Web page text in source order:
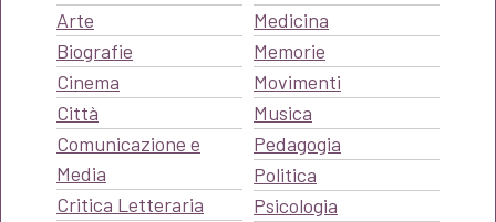
Arte
Biografie
Cinema
Città
Comunicazione e
Media
Critica Letteraria
Medicina
Memorie
Movimenti
Musica
Pedagogia
Politica
Psicologia